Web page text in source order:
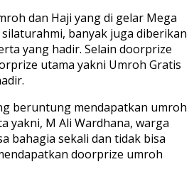
dan Haji yang di gelar Mega
banyak juga diberikan
yang hadir. Selain doorprize
utama yakni Umroh Gratis
beruntung mendapatkan umroh
yakni, M Ali Wardhana, warga
bahagia sekali dan tidak bisa
doorprize umroh